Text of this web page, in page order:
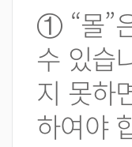
① “몰”
수 있습
지 못하
하여야